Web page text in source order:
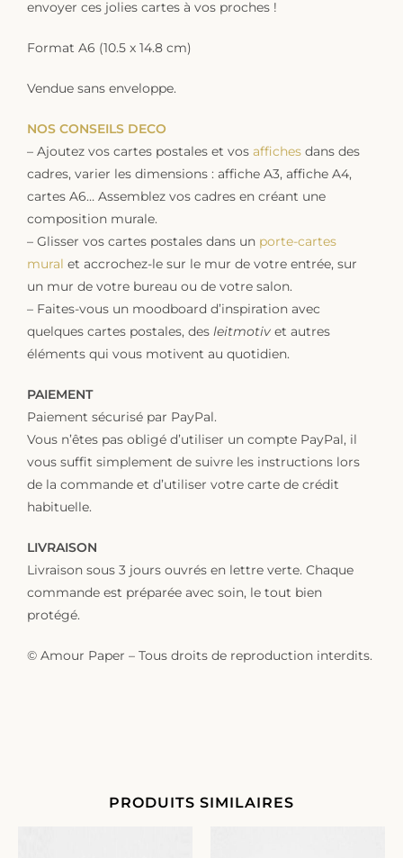
envoyer ces jolies cartes à vos proches !
Format A6 (10.5 x 14.8 cm)
Vendue sans enveloppe.
NOS CONSEILS DECO
– Ajoutez vos cartes postales et vos affiches dans des
cadres, varier les dimensions : affiche A3, affiche A4,
cartes A6… Assemblez vos cadres en créant une
composition murale.
– Glisser vos cartes postales dans un porte-cartes
mural et accrochez-le sur le mur de votre entrée, sur
un mur de votre bureau ou de votre salon.
– Faites-vous un moodboard d’inspiration avec
quelques cartes postales, des leitmotiv et autres
éléments qui vous motivent au quotidien.
PAIEMENT
Paiement sécurisé par PayPal.
Vous n’êtes pas obligé d’utiliser un compte PayPal, il
vous suffit simplement de suivre les instructions lors
de la commande et d’utiliser votre carte de crédit
habituelle.
LIVRAISON
Livraison sous 3 jours ouvrés en lettre verte. Chaque
commande est préparée avec soin, le tout bien
protégé.
© Amour Paper – Tous droits de reproduction interdits.
PRODUITS SIMILAIRES